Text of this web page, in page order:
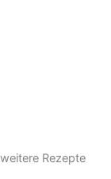
weitere Rezepte